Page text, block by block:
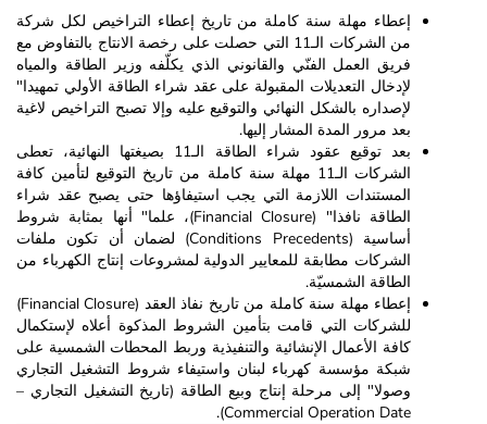
إعطاء مهلة سنة كاملة من تاريخ إعطاء التراخيص لكل شركة
من الشركات الـ11 التي حصلت على رخصة الانتاج بالتفاوض مع
فريق العمل الفنّي والقانوني الذي يكلّفه وزير الطاقة والمياه
لإدخال التعديلات المقبولة على عقد شراء الطاقة الأولي تمهيدا"
لإصداره بالشكل النهائي والتوقيع عليه وإلا تصبح التراخيص لاغية
بعد مرور المدة المشار إليها.
بعد توقيع عقود شراء الطاقة الـ11 بصيغتها النهائية، تعطى
الشركات الـ11 مهلة سنة كاملة من تاريخ التوقيع لتأمين كافة
المستندات اللازمة التي يجب استيفاؤها حتى يصبح عقد شراء
الطاقة نافذا" (Financial Closure)، علما" أنها بمثابة شروط
أساسية (Conditions Precedents) لضمان أن تكون ملفات
الشركات مطابقة للمعايير الدولية لمشروعات إنتاج الكهرباء من
الطاقة الشمسيّة.
إعطاء مهلة سنة كاملة من تاريخ نفاذ العقد (Financial Closure)
للشركات التي قامت بتأمين الشروط المذكوة أعلاه لإستكمال
كافة الأعمال الإنشائية والتنفيذية وربط المحطات الشمسية على
شبكة مؤسسة كهرباء لبنان واستيفاء شروط التشغيل التجاري
وصولا" إلى مرحلة إنتاج وبيع الطاقة (تاريخ التشغيل التجاري –
Commercial Operation Date).